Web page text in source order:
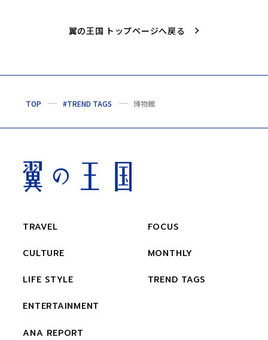
翼の王国 トップページへ戻る
TOP #TREND TAGS 博物館
TRAVEL
CULTURE
LIFE STYLE
ENTERTAINMENT
ANA REPORT
FOCUS
MONTHLY
TREND TAGS